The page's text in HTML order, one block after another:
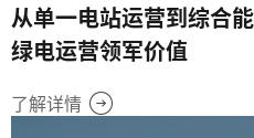
从单一电站运营到综合
绿电运营领军价值
了解详情